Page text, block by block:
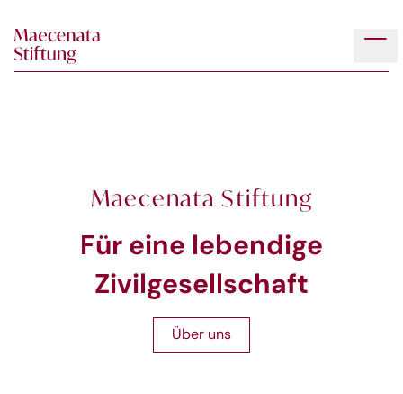
Maecenata Stiftung
Für eine lebendige
Zivilgesellschaft
Über uns